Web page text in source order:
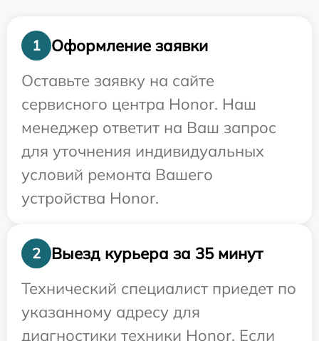
1
Оформление заявки
Оставьте заявку на сайте
сервисного центра Honor. Наш
менеджер ответит на Ваш запрос
для уточнения индивидуальных
условий ремонта Вашего
устройства Honor.
2
Выезд курьера за 35 минут
Технический специалист приедет по
указанному адресу для
диагностики техники Honor. Если